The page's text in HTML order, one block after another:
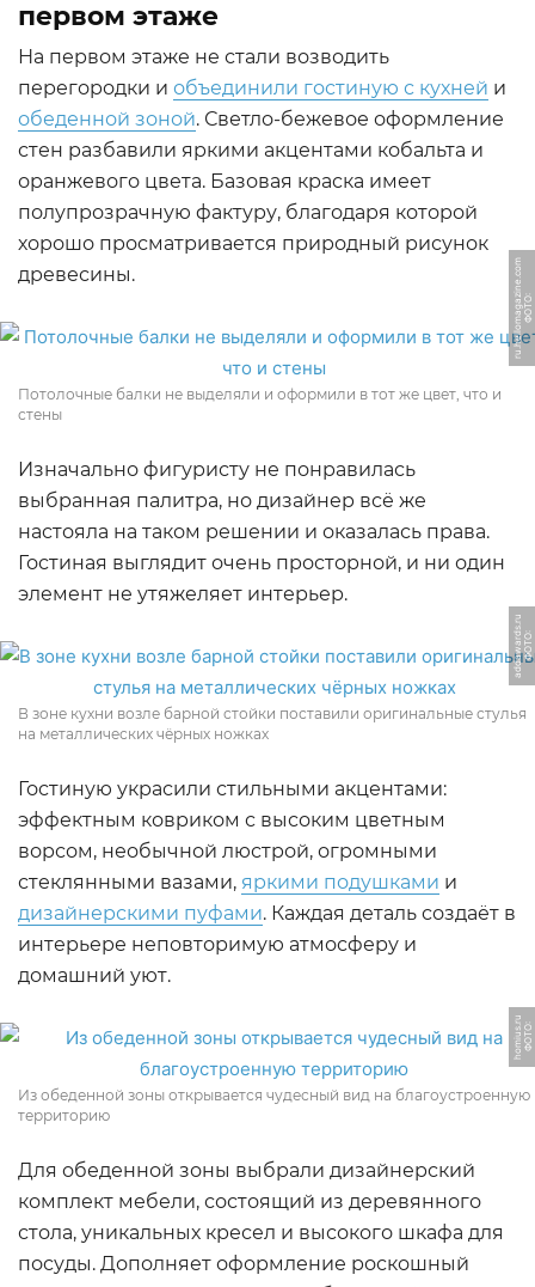
первом этаже
На первом этаже не стали возводить
перегородки и объединили гостиную с кухней и
обеденной зоной. Светло-бежевое оформление
стен разбавили яркими акцентами кобальта и
оранжевого цвета. Базовая краска имеет
полупрозрачную фактуру, благодаря которой
хорошо просматривается природный рисунок
древесины.
Ф
О
Т
О:
r
u.
h
ell
o
m
a
g
a
zi
n
e.
c
o
m
Потолочные балки не выделяли и оформили в тот же цвет, что и
стены
Изначально фигуристу не понравилась
выбранная палитра, но дизайнер всё же
настояла на таком решении и оказалась права.
Гостиная выглядит очень просторной, и ни один
элемент не утяжеляет интерьер.
Ф
О
Т
О:
a
d
d
a
w
a
r
d
s.
r
u
В зоне кухни возле барной стойки поставили оригинальные стулья
на металлических чёрных ножках
Гостиную украсили стильными акцентами:
эффектным ковриком с высоким цветным
ворсом, необычной люстрой, огромными
стеклянными вазами, яркими подушками и
дизайнерскими пуфами. Каждая деталь создаёт в
интерьере неповторимую атмосферу и
домашний уют.
Ф
О
Т
О:
h
o
mi
u
s.
r
u
Из обеденной зоны открывается чудесный вид на благоустроенную
территорию
Для обеденной зоны выбрали дизайнерский
комплект мебели, состоящий из деревянного
стола, уникальных кресел и высокого шкафа для
посуды. Дополняет оформление роскошный